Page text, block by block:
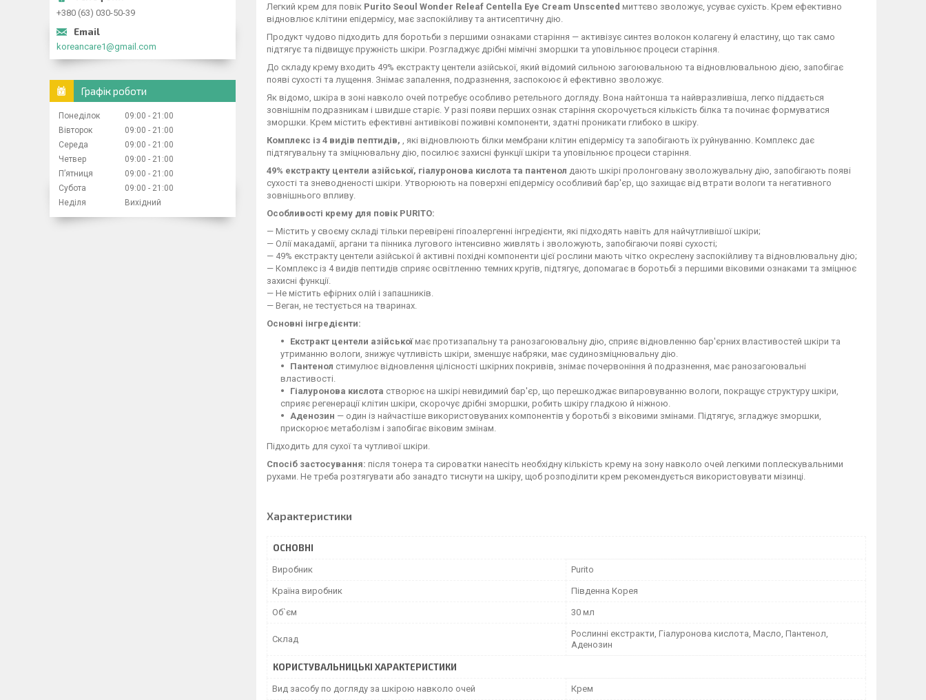
Легкий крем для повік Purito Seoul Wonder Releaf Centella Eye Cream Unscented миттєво зволожує, усуває сухість. Крем ефективно
відновлює клітини епідермісу, має заспокійливу та антисептичну дію.
Продукт чудово підходить для боротьби з першими ознаками старіння — активізує синтез волокон колагену й еластину, що так само
підтягує та підвищує пружність шкіри. Розгладжує дрібні мімічні зморшки та уповільнює процеси старіння.
До складу крему входить 49% екстракту центели азійської, який відомий сильною загоювальною та відновлювальною дією, запобігає
появі сухості та лущення. Знімає запалення, подразнення, заспокоює й ефективно зволожує.
Як відомо, шкіра в зоні навколо очей потребує особливо ретельного догляду. Вона найтонша та найвразливіша, легко піддається
зовнішнім подразникам і швидше старіє. У разі появи перших ознак старіння скорочується кількість білка та починає формуватися
зморшки. Крем містить ефективні антивікові поживні компоненти, здатні проникати глибоко в шкіру.
Комплекс із 4 видів пептидів,
, які відновлюють білки мембрани клітин епідермісу та запобігають їх руйнуванню. Комплекс дає
підтягувальну та зміцнювальну дію, посилює захисні функції шкіри та уповільнює процеси старіння.
49% екстракту центели азійської, гіалуронова кислота та пантенол дають шкірі пролонговану зволожувальну дію, запобігають появі
сухості та зневодненості шкіри. Утворюють на поверхні епідермісу особливий бар'єр, що захищає від втрати вологи та негативного
зовнішнього впливу.
Особливості крему для повік PURITO:
— Містить у своєму складі тільки перевірені гіпоалергенні інгредієнти, які підходять навіть для найчутливішої шкіри;
— Олії макадамії, аргани та пінника лугового інтенсивно живлять і зволожують, запобігаючи появі сухості;
— 49% екстракту центели азійської й активні похідні компоненти цієї рослини мають чітко окреслену заспокійливу та відновлювальну дію;
— Комплекс із 4 видів пептидів сприяє освітленню темних кругів, підтягує, допомагає в боротьбі з першими віковими ознаками та зміцнює
захисні функції.
— Не містить ефірних олій і запашників.
— Веган, не тестується на тваринах.
Основні інгредієнти:
Екстракт центели азійськоїмає протизапальну та ранозагоювальну дію, сприяє відновленню бар'єрних властивостей шкіри та
утриманню вологи, знижує чутливість шкіри, зменшує набряки, має судинозміцнювальну дію.
Пантенол стимулює відновлення цілісності шкірних покривів, знімає почервоніння й подразнення, має ранозагоювальні
властивості.
Гіалуронова кислота створює на шкірі невидимий бар'єр, що перешкоджає випаровуванню вологи, покращує структуру шкіри,
сприяє регенерації клітин шкіри, скорочує дрібні зморшки, робить шкіру гладкою й ніжною.
Аденозин — один із найчастіше використовуваних компонентів у боротьбі з віковими змінами. Підтягує, згладжує зморшки,
прискорює метаболізм і запобігає віковим змінам.
Підходить для сухої та чутливої шкіри.
Спосіб застосування: після тонера та сироватки нанесіть необхідну кількість крему на зону навколо очей легкими поплескувальними
рухами. Не треба розтягувати або занадто тиснути на шкіру, щоб розподілити крем рекомендується використовувати мізинці.
Характеристики
ОСНОВНІ
Виробник Purito
Країна виробник Південна Корея
Об`єм 30 мл
Склад
Рослинні екстракти, Гіалуронова кислота, Масло, Пантенол,
Аденозин
КОРИСТУВАЛЬНИЦЬКІ ХАРАКТЕРИСТИКИ
Вид засобу по догляду за шкірою навколо очей Крем
+380 (63) 030-50-39
koreancare1@gmail.com
Графік роботи
Понеділок 09:00
21:00
Вівторок
09:00
21:00
Середа
09:00
21:00
Четвер
09:00
21:00
Пʼятниця
09:00
21:00
Субота
09:00
21:00
Неділя
Вихідний